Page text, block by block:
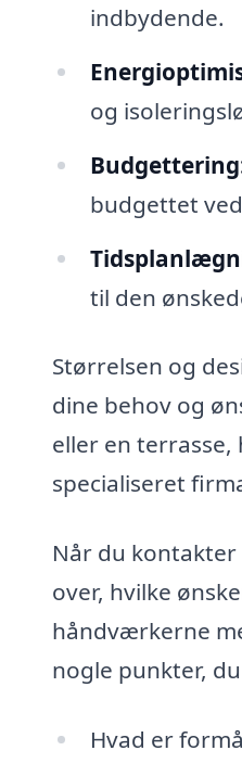
indbydende.
og
budgettet
til den
Størrelsen og
dine behov og
eller en terrasse,
specialiseret
Når du
over, hvilke
håndværkerne
nogle punkter,
Hvad er